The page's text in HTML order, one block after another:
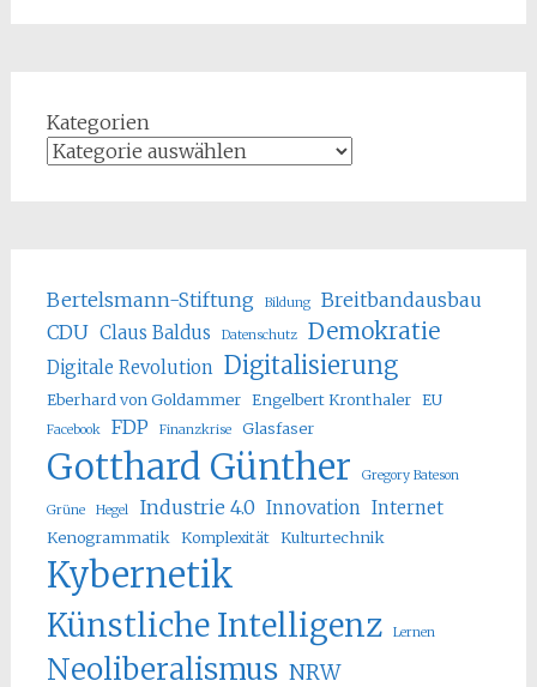
Kategorien
Bertelsmann-Stiftung Bildung
Breitbandausbau
CDU Claus Baldus Datenschutz Demokratie
Digitale Revolution Digitalisierung
Eberhard von Goldammer Engelbert Kronthaler EU
Facebook FDP Finanzkrise Glasfaser
Gotthard Günther Gregory Bateson
Grüne Hegel Industrie 4.0 Innovation Internet
Kenogrammatik Komplexität Kulturtechnik
Kybernetik
Künstliche Intelligenz Lernen
Neoliberalismus NRW